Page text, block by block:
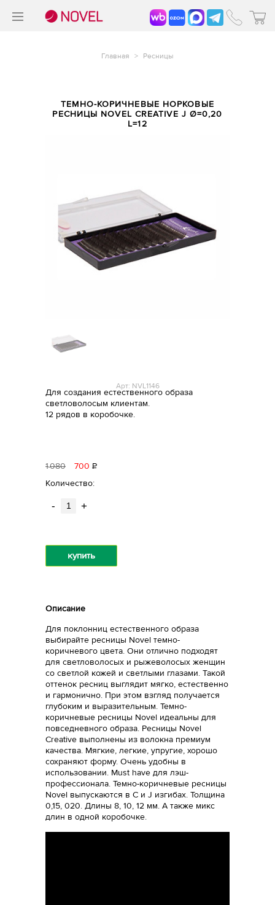
Главная > Ресницы
ТЕМНО-КОРИЧНЕВЫЕ НОРКОВЫЕ
РЕСНИЦЫ NOVEL CREATIVE J Ø=0,20
L=12
Арт: NVL1146
Для создания естественного образа
светловолосым клиентам.
12 рядов в коробочке.
1080 700 Р
Количество:
- +
купить
Описание
Для поклонниц естественного образа
выбирайте ресницы Novel темно-
коричневого цвета. Они отлично подходят
для светловолосых и рыжеволосых женщин
со светлой кожей и светлыми глазами. Такой
оттенок ресниц выглядит мягко, естественно
и гармонично. При этом взгляд получается
глубоким и выразительным. Темно-
коричневые ресницы Novel идеальны для
повседневного образа. Ресницы Novel
Creative выполнены из волокна премиум
качества. Мягкие, легкие, упругие, хорошо
сохраняют форму. Очень удобны в
использовании. Must have для лэш-
профессионала. Темно-коричневые ресницы
Novel выпускаются в С и J изгибах. Толщина
0,15, 020. Длины 8, 10, 12 мм. А также микс
длин в одной коробочке.